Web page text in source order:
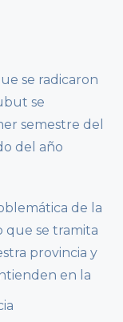
se radicaron
se
semestre del
del año
de la
que se tramita
provincia y
en la